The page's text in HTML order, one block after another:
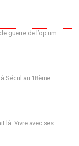
guerre de l’opium
Séoul au 18ème
là. Vivre avec ses